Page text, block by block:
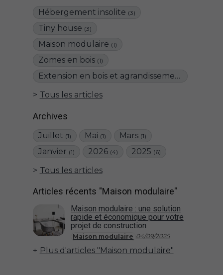
Hébergement insolite (3)
Tiny house (3)
Maison modulaire (1)
Zomes en bois (1)
Extension en bois et agrandissement de maison
Tous les articles
Archives
Juillet (1) Mai (1) Mars (1)
Janvier (1) 2026 (4) 2025 (6)
Tous les articles
Articles récents "Maison modulaire"
Maison modulaire 04/09/2025
Maison modulaire : une solution
rapide et économique pour votre
projet de construction
Plus d'articles "Maison modulaire"